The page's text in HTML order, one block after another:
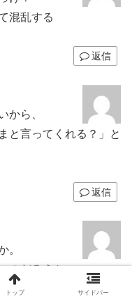
混乱する
返信
から、
と言ってくれる？」と
返信
。
のだろうか。
トップ サイドバー